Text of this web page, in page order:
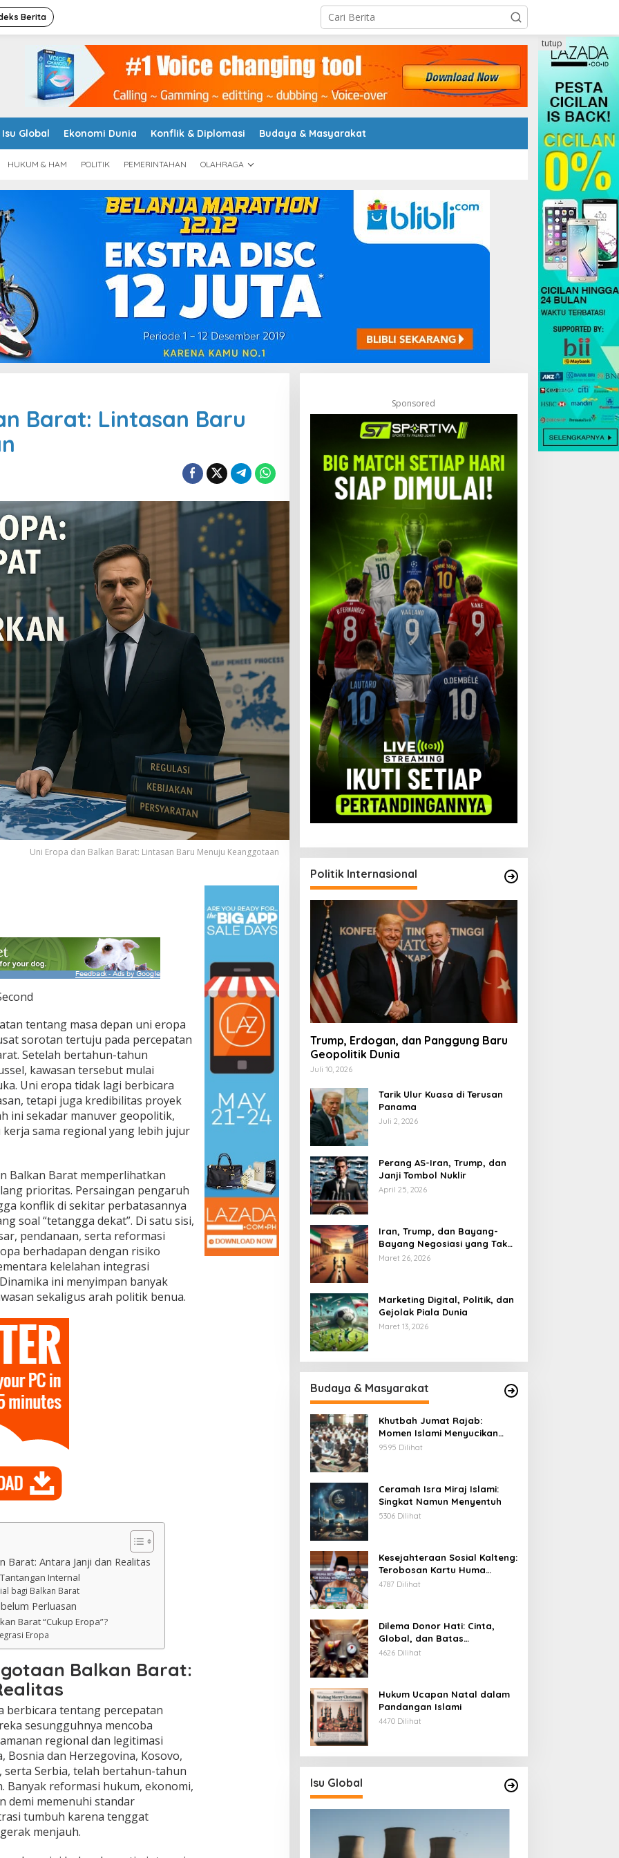
Berita
Isu Global Ekonomi Dunia Konflik & Diplomasi Budaya & Masyarakat
HUKUM & HAM POLITIK PEMERINTAHAN OLAHRAGA
tutup
Barat: Lintasan Baru
Uni Eropa dan Balkan Barat: Lintasan Baru Menuju Keanggotaan
tentang masa depan uni eropa
sorotan tertuju pada percepatan
Setelah bertahun-tahun
kawasan tersebut mulai
Uni eropa tidak lagi berbicara
tetapi juga kredibilitas proyek
ini sekadar manuver geopolitik,
sama regional yang lebih jujur
Balkan Barat memperlihatkan
prioritas. Persaingan pengaruh
konflik di sekitar perbatasannya
soal “tetangga dekat”. Di satu sisi,
pendanaan, serta reformasi
berhadapan dengan risiko
kelelahan integrasi
ini menyimpan banyak
sekaligus arah politik benua.
Barat: Antara Janji dan Realitas
Internal
bagi Balkan Barat
Perluasan
Barat “Cukup Eropa”?
Eropa
Balkan Barat:
berbicara tentang percepatan
sesungguhnya mencoba
regional dan legitimasi
Bosnia dan Herzegovina, Kosovo,
Serbia, telah bertahun-tahun
Banyak reformasi hukum, ekonomi,
demi memenuhi standar
tumbuh karena tenggat
menjauh.
Sponsored
Politik Internasional
Trump, Erdogan, dan Panggung Baru
Geopolitik Dunia
Juli 10, 2026
Tarik Ulur Kuasa di Terusan
Panama
Juli 2, 2026
Perang AS-Iran, Trump, dan
Janji Tombol Nuklir
April 25, 2026
Iran, Trump, dan Bayang-
Bayang Negosiasi yang Tak
Pernah Usai
Maret 26, 2026
Marketing Digital, Politik, dan
Gejolak Piala Dunia
Maret 13, 2026
Budaya & Masyarakat
Khutbah Jumat Rajab:
Momen Islami Menyucikan
Hati
9595 Dilihat
Ceramah Isra Miraj Islami:
Singkat Namun Menyentuh
5306 Dilihat
Kesejahteraan Sosial Kalteng:
Terobosan Kartu Huma
Betang
4787 Dilihat
Dilema Donor Hati: Cinta,
Global, dan Batas
Pengorbanan
4626 Dilihat
Hukum Ucapan Natal dalam
Pandangan Islami
4470 Dilihat
Isu Global